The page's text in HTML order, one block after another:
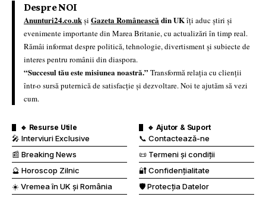
Despre NOI
Anunturi24.co.ukși Gazeta Româneascădin UKîți aduc știri și
evenimente importante din Marea Britanie, cu actualizări în timp real.
Rămâi informat despre politică, tehnologie, divertisment și subiecte de
interes pentru românii din diaspora.
“Succesul tău este misiunea noastră.” Transformă relația cu clienții
într-o sursă puternică de satisfacție și dezvoltare. Noi te ajutăm să vezi
cum.
🔹 Resurse Utile
🎤 Interviuri Exclusive
📰 Breaking News
🔮 Horoscop Zilnic
☀️ Vremea în UK și România
🔹 Ajutor & Suport
📞 Contactează-ne
📜 Termeni și condiții
🔐 Confidențialitate
🛡️ Protecția Datelor